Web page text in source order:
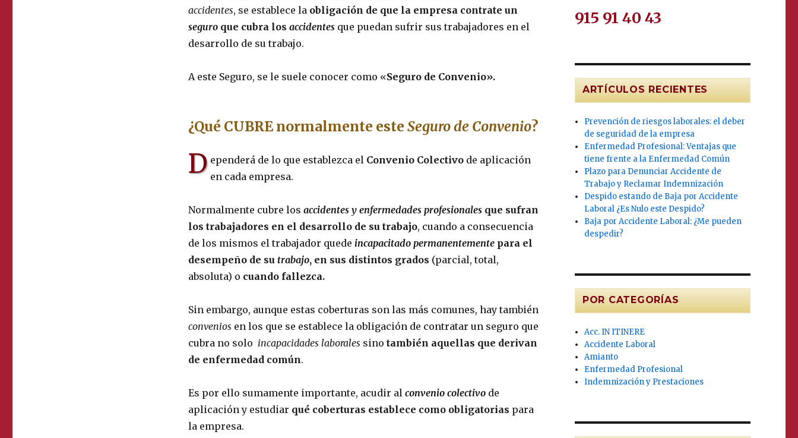
accidentes, se establece la obligación de que la empresa contrate un
seguroque cubra los accidentesque puedan sufrir sus trabajadores en el
desarrollo de su trabajo.
A este Seguro, se le suele conocer como «Seguro de Convenio».
¿Qué CUBRE normalmente este Seguro de Convenio?
D ependerá de lo que establezca el Convenio Colectivo de aplicación
en cada empresa.
Normalmente cubre los accidentes y enfermedades profesionalesque sufran
los trabajadores en el desarrollo de su trabajo, cuando a consecuencia
de los mismos el trabajador quede incapacitado permanentementepara el
desempeño de su trabajo, en sus distintos grados (parcial, total,
absoluta) o cuando fallezca.
Sin embargo, aunque estas coberturas son las más comunes, hay también
convenios en los que se establece la obligación de contratar un seguro que
cubra no solo incapacidades laborales sino también aquellas que derivan
de enfermedad común.
Es por ello sumamente importante, acudir al convenio colectivode
aplicación y estudiar qué coberturas establece como obligatorias para
la empresa.
915 91 40 43
ARTÍCULOS RECIENTES
Prevención de riesgos laborales: el deber
de seguridad de la empresa
Enfermedad Profesional: Ventajas que
tiene frente a la Enfermedad Común
Plazo para Denunciar Accidente de
Trabajo y Reclamar Indemnización
Despido estando de Baja por Accidente
Laboral ¿Es Nulo este Despido?
Baja por Accidente Laboral: ¿Me pueden
despedir?
POR CATEGORÍAS
Acc. IN ITINERE
Accidente Laboral
Amianto
Enfermedad Profesional
Indemnización y Prestaciones